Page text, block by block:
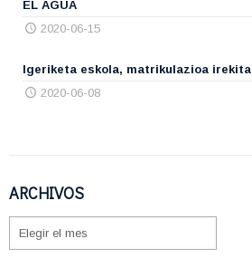
EL AGUA
2020-06-15
Igeriketa eskola, matrikulazioa irekita
2020-06-08
ARCHIVOS